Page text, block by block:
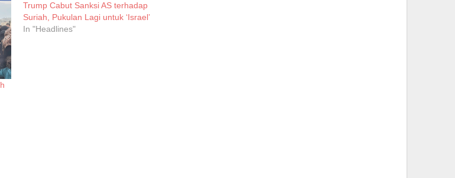
Trump Cabut Sanksi AS terhadap
Suriah, Pukulan Lagi untuk ‘Israel’
In "Headlines"